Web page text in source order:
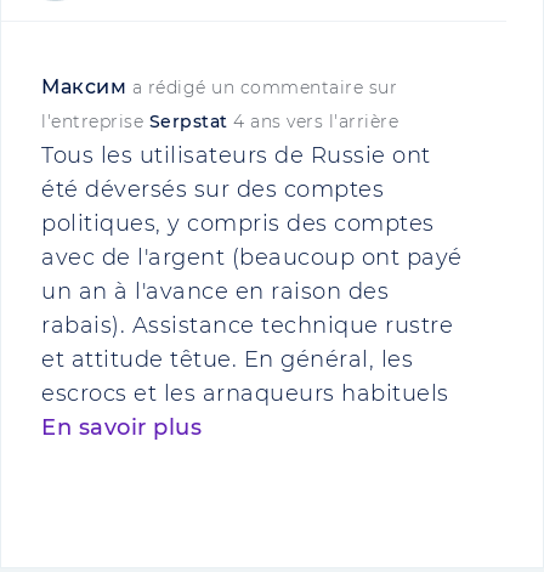
Максим a rédigé un commentaire sur
l'entreprise Serpstat 4 ans vers l'arrière
Tous les utilisateurs de Russie ont
été déversés sur des comptes
politiques, y compris des comptes
avec de l'argent (beaucoup ont payé
un an à l'avance en raison des
rabais). Assistance technique rustre
et attitude têtue. En général, les
escrocs et les arnaqueurs habituels
En savoir plus